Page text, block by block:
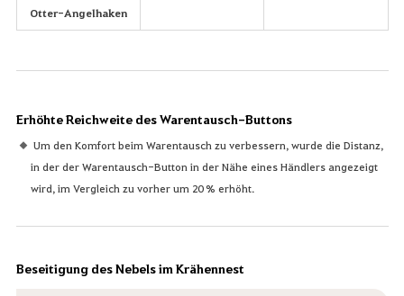
Otter-Angelhaken
Erhöhte Reichweite des Warentausch-Buttons
Um den Komfort beim Warentausch zu verbessern, wurde die Distanz,
in der der Warentausch-Button in der Nähe eines Händlers angezeigt
wird, im Vergleich zu vorher um 20 % erhöht.
Beseitigung des Nebels im Krähennest